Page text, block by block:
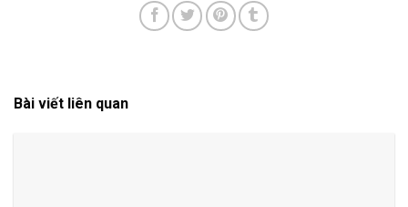
Bài viết liên quan